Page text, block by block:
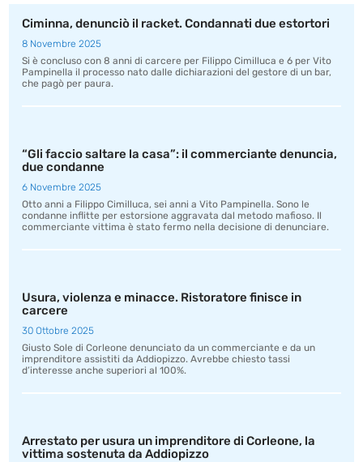
Ciminna, denunciò il racket. Condannati due estortori
8 Novembre 2025
Si è concluso con 8 anni di carcere per Filippo Cimilluca e 6 per Vito
Pampinella il processo nato dalle dichiarazioni del gestore di un bar,
che pagò per paura.
“Gli faccio saltare la casa”: il commerciante denuncia,
due condanne
6 Novembre 2025
Otto anni a Filippo Cimilluca, sei anni a Vito Pampinella. Sono le
condanne inflitte per estorsione aggravata dal metodo mafioso. Il
commerciante vittima è stato fermo nella decisione di denunciare.
Usura, violenza e minacce. Ristoratore finisce in
carcere
30 Ottobre 2025
Giusto Sole di Corleone denunciato da un commerciante e da un
imprenditore assistiti da Addiopizzo. Avrebbe chiesto tassi
d’interesse anche superiori al 100%.
Arrestato per usura un imprenditore di Corleone, la
vittima sostenuta da Addiopizzo